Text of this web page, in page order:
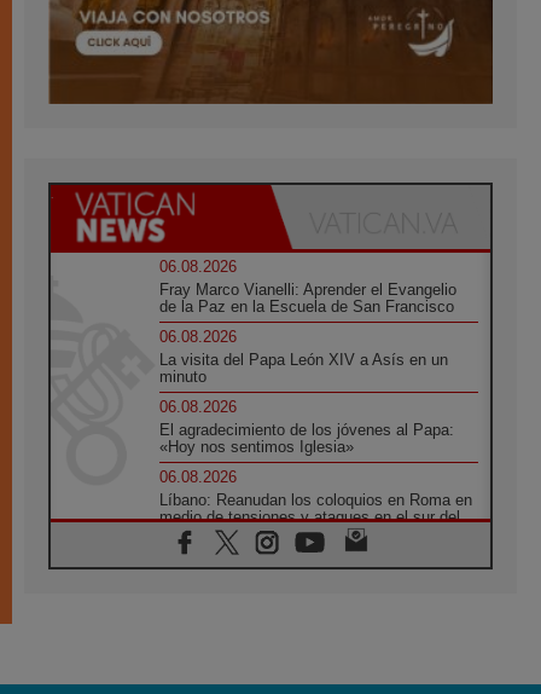
06.08.2026
Fray Marco Vianelli: Aprender el Evangelio
de la Paz en la Escuela de San Francisco
06.08.2026
La visita del Papa León XIV a Asís en un
minuto
06.08.2026
El agradecimiento de los jóvenes al Papa:
«Hoy nos sentimos Iglesia»
06.08.2026
Líbano: Reanudan los coloquios en Roma en
medio de tensiones y ataques en el sur del
país
06.08.2026